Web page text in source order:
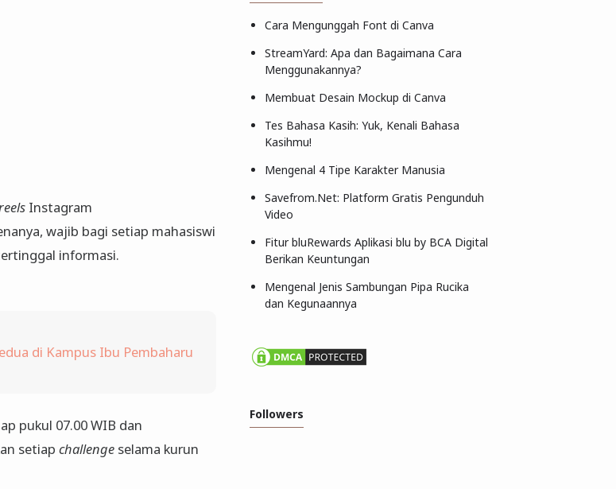
Instagram
wajib bagi setiap mahasiswi
informasi.
di Kampus Ibu Pembaharu
pukul 07.00 WIB dan
setiap challenge selama kurun
Cara Mengunggah Font di Canva
StreamYard: Apa dan Bagaimana Cara
Menggunakannya?
Membuat Desain Mockup di Canva
Tes Bahasa Kasih: Yuk, Kenali Bahasa
Kasihmu!
Mengenal 4 Tipe Karakter Manusia
Savefrom.Net: Platform Gratis Pengunduh
Video
Fitur bluRewards Aplikasi blu by BCA Digital
Berikan Keuntungan
Mengenal Jenis Sambungan Pipa Rucika
dan Kegunaannya
Followers